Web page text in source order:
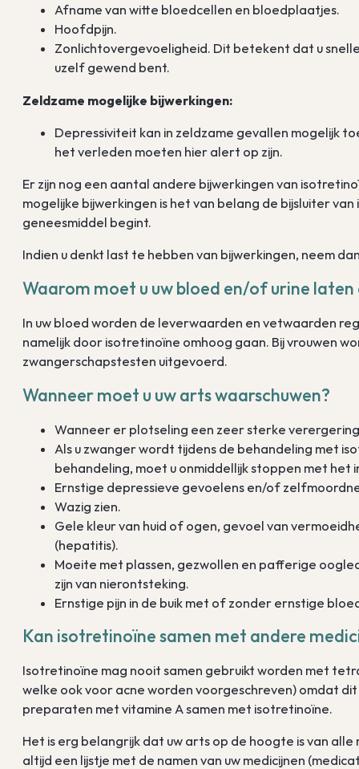
Afname van witte bloedcellen en bloedplaatjes.
Hoofdpijn.
Zonlichtovergevoeligheid. Dit betekent dat u
uzelf gewend bent.
Zeldzame mogelijke bijwerkingen:
Depressiviteit kan in zeldzame gevallen mogelijk
het verleden moeten hier alert op zijn.
Er zijn nog een aantal andere bijwerkingen van
mogelijke bijwerkingen is het van belang de bijsluiter
geneesmiddel begint.
Indien u denkt last te hebben van bijwerkingen, neem
Waarom moet u uw bloed en/of urine
In uw bloed worden de leverwaarden en vetwaarden
namelijk door isotretinoïne omhoog gaan. Bij vrouwen
zwangerschapstesten uitgevoerd.
Wanneer moet u uw arts waarschuwen?
Wanneer er plotseling een zeer sterke
Als u zwanger wordt tijdens de behandeling met
behandeling, moet u onmiddellijk stoppen met
Ernstige depressieve gevoelens en/of
Wazig zien.
Gele kleur van huid of ogen, gevoel van
(hepatitis).
Moeite met plassen, gezwollen en pafferige
zijn van nierontsteking.
Ernstige pijn in de buik met of zonder ernstige
Kan isotretinoïne samen met andere
Isotretinoïne mag nooit samen gebruikt worden met
welke ook voor acne worden voorgeschreven) omdat
preparaten met vitamine A samen met isotretinoïne.
Het is erg belangrijk dat uw arts op de hoogte is van
altijd een lijstje met de namen van uw medicijnen